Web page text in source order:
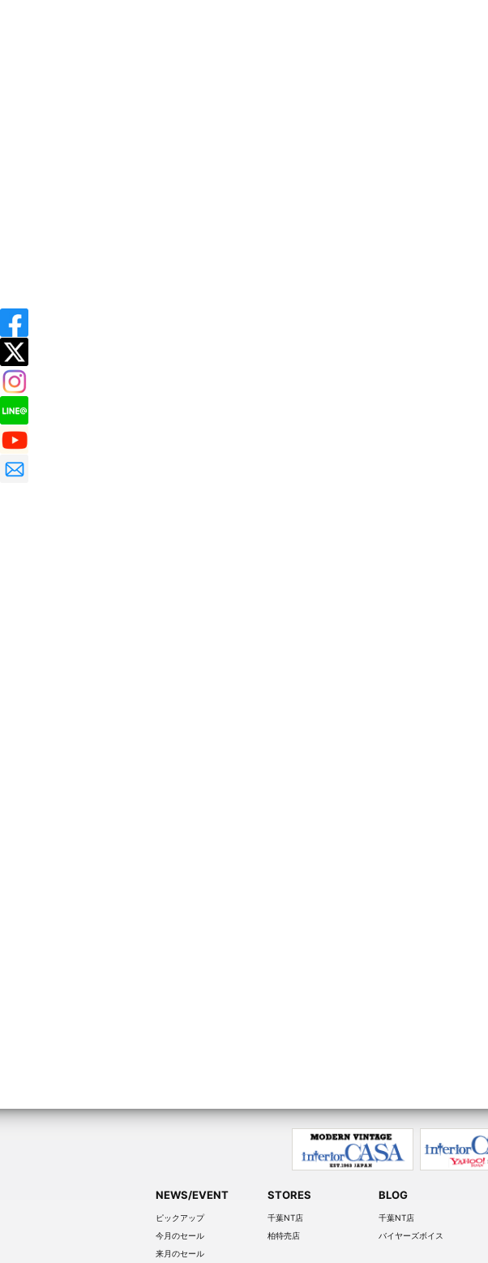
NEWS/EVENT
ピックアップ
今月のセール
来月のセール
STORES
千葉NT店
柏特売店
BLOG
千葉NT店
バイヤーズボイス